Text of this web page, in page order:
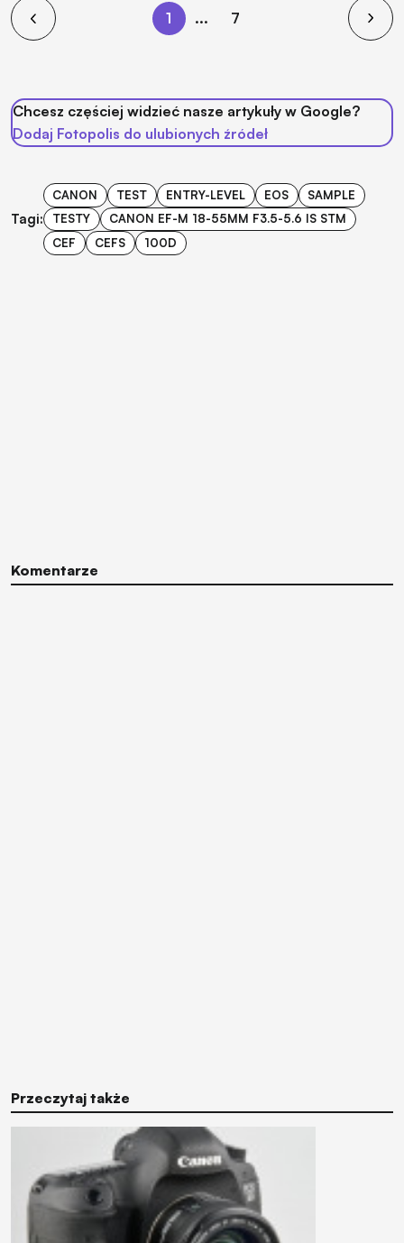
1 ... 7
Chcesz częściej widzieć nasze artykuły w Google?
Dodaj Fotopolis do ulubionych źródeł
Tagi:
CANON TEST ENTRY-LEVEL EOS
SAMPLE
TESTY
CANON EF-M 18-55MM F3.5-5.6 IS STM
CEF
CEFS 100D
Komentarze
Przeczytaj także